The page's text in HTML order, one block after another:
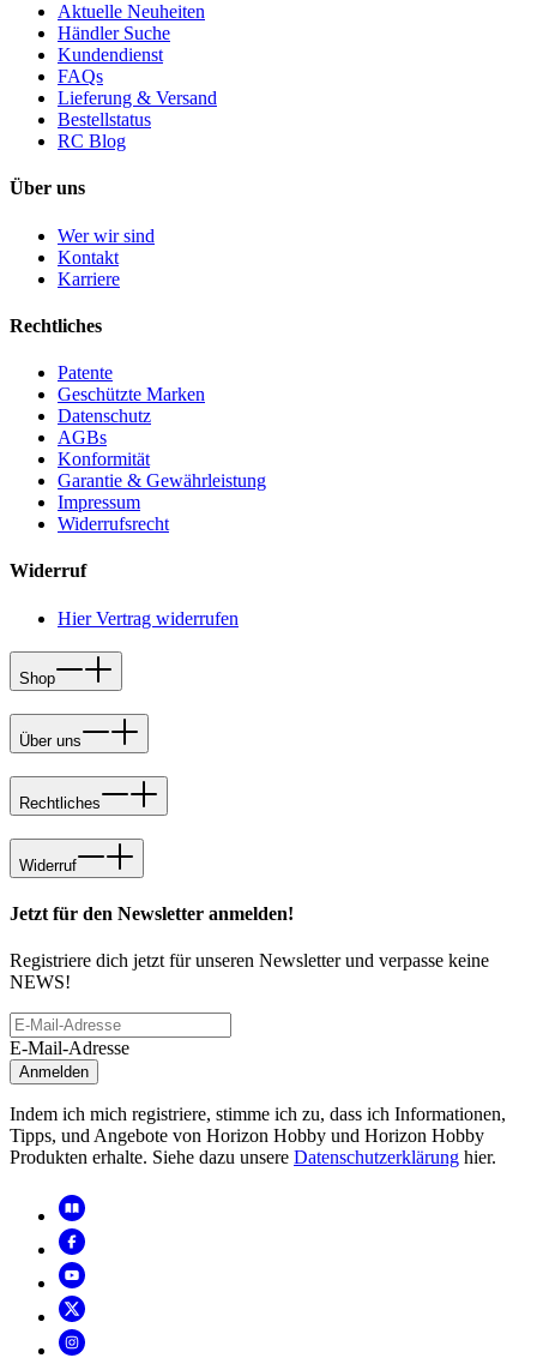
Aktuelle Neuheiten
Händler Suche
Kundendienst
FAQs
Lieferung & Versand
Bestellstatus
RC Blog
Über uns
Wer wir sind
Kontakt
Karriere
Rechtliches
Patente
Geschützte Marken
Datenschutz
AGBs
Konformität
Garantie & Gewährleistung
Impressum
Widerrufsrecht
Widerruf
Hier Vertrag widerrufen
Shop
Über uns
Rechtliches
Widerruf
Jetzt für den Newsletter anmelden!
Registriere dich jetzt für unseren Newsletter und verpasse keine
NEWS!
E-Mail-Adresse
Anmelden
Indem ich mich registriere, stimme ich zu, dass ich Informationen,
Tipps, und Angebote von Horizon Hobby und Horizon Hobby
Produkten erhalte. Siehe dazu unsere Datenschutzerklärung hier.